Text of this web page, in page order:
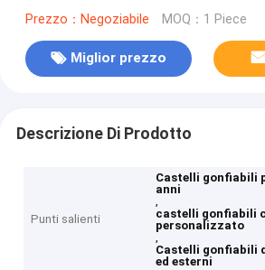
interni ed esterni Durevole e sicuro
Prezzo：Negoziabile MOQ：1 Piece
Miglior prezzo
Descrizione Di Prodotto
Punti salienti
Castelli gonfiabili
anni
,
castelli gonfiabili
personalizzato
,
Castelli gonfiabili
ed esterni